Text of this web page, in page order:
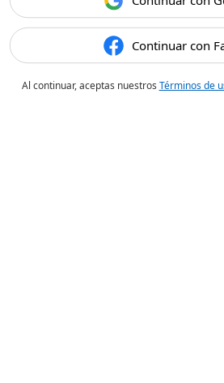
Continuar con
Al continuar, aceptas nuestros Términos de